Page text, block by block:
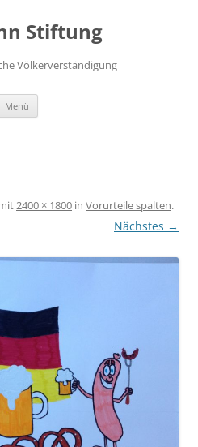
Stiftung
Völkerverständigung
Menü
2400 × 1800 in Vorurteile spalten.
Nächstes →